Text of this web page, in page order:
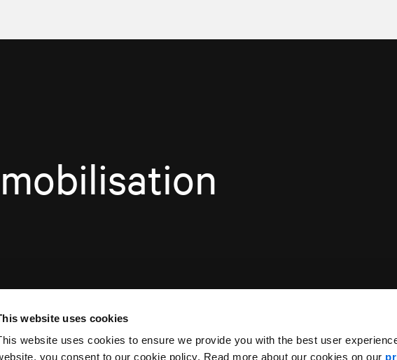
website uses cookies
website uses cookies to ensure we provide you with the best user
you consent to our cookie policy. Read more about our cookies on our